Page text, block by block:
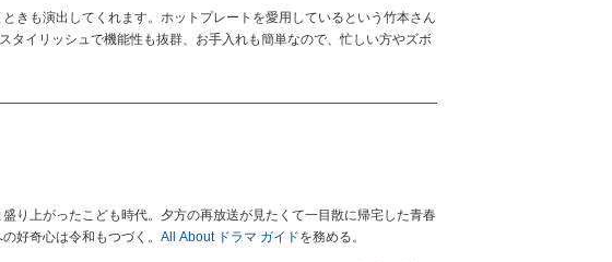
きも演出してくれます。ホットプレートを愛用しているという竹本さん
タイリッシュで機能性も抜群、お手入れも簡単なので、忙しい方やズボ
り上がったこども時代。夕方の再放送が見たくて一目散に帰宅した青春
好奇心は令和もつづく。 All About ドラマ ガイドを務める。